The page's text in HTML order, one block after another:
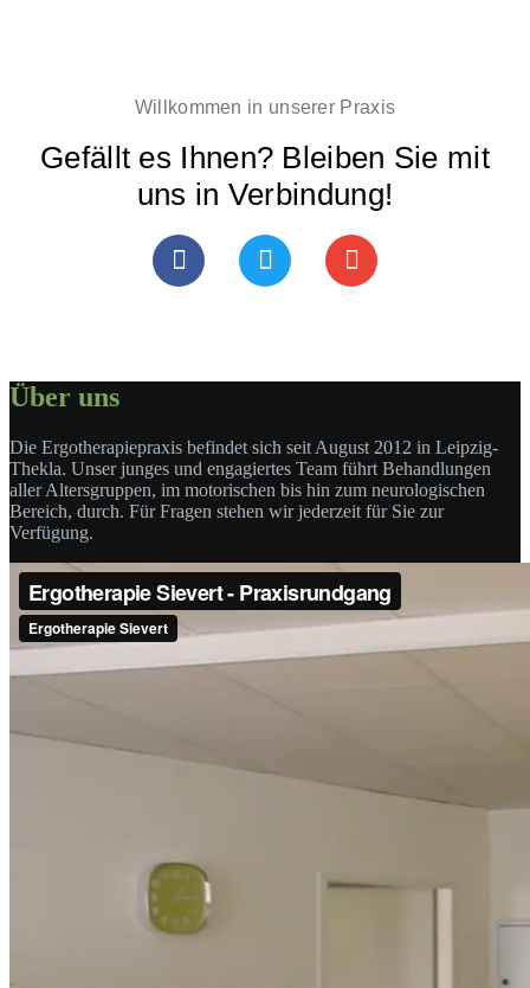
Willkommen in unserer Praxis
Gefällt es Ihnen? Bleiben Sie mit
uns in Verbindung!
Über uns
Die Ergotherapiepraxis befindet sich seit August 2012 in Leipzig-
Thekla. Unser junges und engagiertes Team führt Behandlungen
aller Altersgruppen, im motorischen bis hin zum neurologischen
Bereich, durch. Für Fragen stehen wir jederzeit für Sie zur
Verfügung.